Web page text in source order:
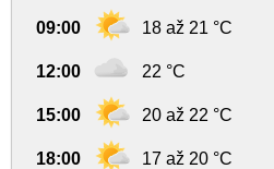
09:00 18 až 21 °C
12:00 22 °C
15:00 20 až 22 °C
18:00 17 až 20 °C